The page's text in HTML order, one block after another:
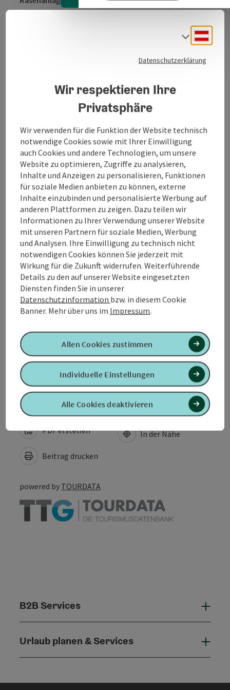
beliebtes Ziel von Familien und Jugendlichen. Der
Schwimmen, sondern auch zum Entdecken und zum
* Zutritt nach Aushang möglich
* Hunde nicht erlaubt
Kontakt
Öffnungszeiten
Anreise/Lage
Sportarten
Ausstattung
Eignung
Barrierefreiheit
PDF erstellen
Beitrag drucken
In der Nähe
powered by TOURDATA
B2B Services
Urlaub planen & Services
Datenschutzerklärung
Wir respektieren Ihre
Privatsphäre
Wir verwenden für die Funktion der Website technisch
notwendige Cookies sowie mit Ihrer Einwilligung
auch Cookies und andere Technologien, um unsere
Website zu optimieren, Zugriffe zu analysieren,
Inhalte und Anzeigen zu personalisieren, Funktionen
für soziale Medien anbieten zu können, externe
Inhalte einzubinden und personalisierte Werbung auf
anderen Plattformen zu zeigen. Dazu teilen wir
Informationen zu Ihrer Verwendung unserer Website
mit unseren Partnern für soziale Medien, Werbung
und Analysen. Ihre Einwilligung zu technisch nicht
notwendigen Cookies können Sie jederzeit mit
Wirkung für die Zukunft widerrufen. Weiterführende
Details zu den auf unserer Website eingesetzten
Diensten finden Sie in unserer
Datenschutzinformation bzw. in diesem Cookie
Banner. Mehr über uns im Impressum.
Alle Cookies deaktivieren
Individuelle Einstellungen
Allen Cookies zustimmen